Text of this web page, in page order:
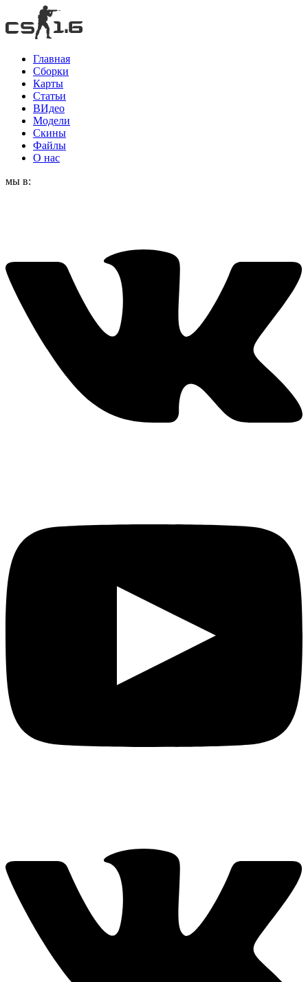
Главная
Сборки
Карты
Статьи
ВИдео
Модели
Скины
Файлы
О нас
мы в: